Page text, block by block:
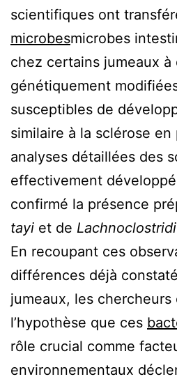
scientifiques ont
microbesmicrobes
chez certains jumeaux à
génétiquement
susceptibles de
similaire à la sclérose en
analyses détaillées des
effectivement
confirmé la présence
tayi et de
En recoupant ces
différences déjà
jumeaux, les
l’hypothèse que ces
rôle crucial comme
environnementaux